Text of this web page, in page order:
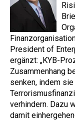
President of
ergänzt: „KYB-
Zusammenhang
senken, indem
verhindern. Dazu
damit